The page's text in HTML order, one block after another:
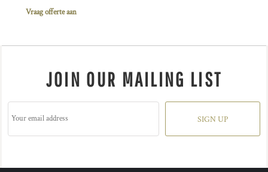
Vraag offerte aan
JOIN OUR MAILING LIST
SIGN UP